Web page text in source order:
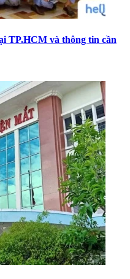
TP.HCM và thông tin cần